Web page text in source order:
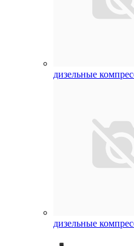
дизельные
дизельные